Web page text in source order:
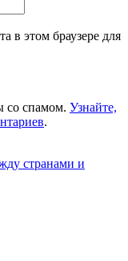
в этом браузере для
со спамом. Узнайте,
.
странами и